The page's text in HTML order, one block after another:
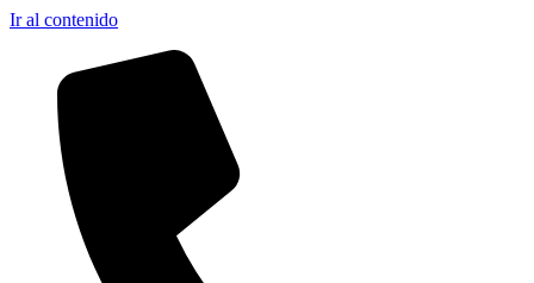
Ir al contenido